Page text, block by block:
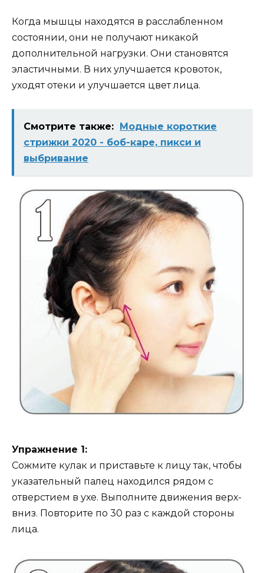
Когда мышцы находятся в расслабленном
состоянии, они не получают никакой
дополнительной нагрузки. Они становятся
эластичными. В них улучшается кровоток,
уходят отеки и улучшается цвет лица.
Смотрите также:
Модные короткие
стрижки 2020 - боб-каре, пикси и
выбривание
Упражнение 1:
Сожмите кулак и приставьте к лицу так, чтобы
указательный палец находился рядом с
отверстием в ухе. Выполните движения верх-
вниз. Повторите по 30 раз с каждой стороны
лица.